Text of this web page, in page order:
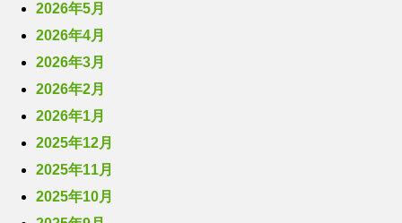
2026年5月
2026年4月
2026年3月
2026年2月
2026年1月
2025年12月
2025年11月
2025年10月